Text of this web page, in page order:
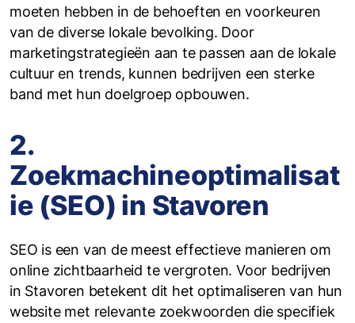
moeten hebben in de behoeften en voorkeuren
van de diverse lokale bevolking. Door
marketingstrategieën aan te passen aan de lokale
cultuur en trends, kunnen bedrijven een sterke
band met hun doelgroep opbouwen.
2.
Zoekmachineoptimalisat
ie (SEO) in Stavoren
SEO is een van de meest effectieve manieren om
online zichtbaarheid te vergroten. Voor bedrijven
in Stavoren betekent dit het optimaliseren van hun
website met relevante zoekwoorden die specifiek